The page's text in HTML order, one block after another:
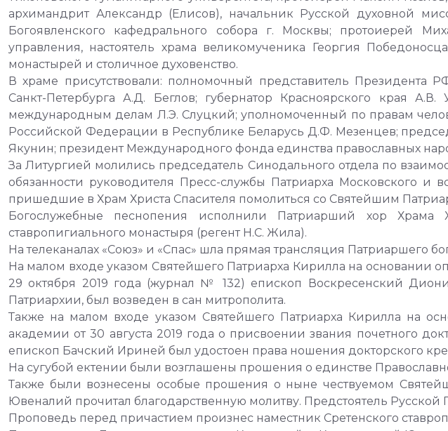
архимандрит Александр (Елисов), начальник Русской духовной
Богоявленского кафедрального собора г. Москвы; протоиерей
управления, настоятель храма великомученика Георгия
монастырей и столичное духовенство.
В храме присутствовали: полномочный представитель Президента
Санкт-Петербурга А.Д. Беглов; губернатор Красноярского края
международным делам Л.Э. Слуцкий; уполномоченный по правам
Российской Федерации в Республике Беларусь Д.Ф. Мезенцев;
Якунин; президент Международного фонда единства православных
За Литургией молились председатель Синодального отдела по
обязанности руководителя Пресс-службы Патриарха Московского
пришедшие в Храм Христа Спасителя помолиться со Святейшим
Богослужебные песнопения исполнили Патриарший хор Храма
ставропигиального монастыря (регент Н.С. Жила).
На телеканалах «Союз» и «Спас» шла прямая трансляция Патриаршего
На малом входе указом Святейшего Патриарха Кирилла на основании
29 октября 2019 года (журнал № 132) епископ Воскресенский
Патриархии, был возведен в сан митрополита.
Также на малом входе указом Святейшего Патриарха Кирилла на
академии от 30 августа 2019 года о присвоении звания почетного
епископ Бачский Ириней был удостоен права ношения докторского
На сугубой ектении были возглашены прошения о единстве
Также были вознесены особые прошения о ныне чествуемом
Ювеналий прочитал благодарственную молитву. Предстоятель
Проповедь перед причастием произнес наместник Сретенского